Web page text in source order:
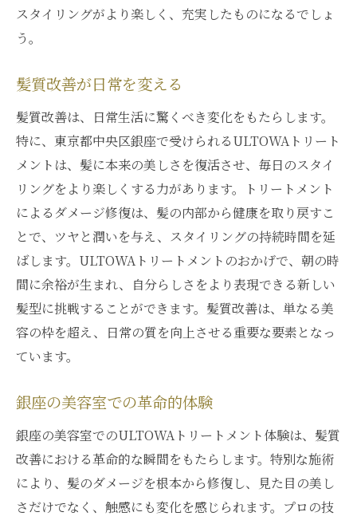
スタイリングがより楽しく、充実したものになるでしょ
う。
髪質改善が日常を変える
髪質改善は、日常生活に驚くべき変化をもたらします。
特に、東京都中央区銀座で受けられるULTOWAトリート
メントは、髪に本来の美しさを復活させ、毎日のスタイ
リングをより楽しくする力があります。トリートメント
によるダメージ修復は、髪の内部から健康を取り戻すこ
とで、ツヤと潤いを与え、スタイリングの持続時間を延
ばします。ULTOWAトリートメントのおかげで、朝の時
間に余裕が生まれ、自分らしさをより表現できる新しい
髪型に挑戦することができます。髪質改善は、単なる美
容の枠を超え、日常の質を向上させる重要な要素となっ
ています。
銀座の美容室での革命的体験
銀座の美容室でのULTOWAトリートメント体験は、髪質
改善における革命的な瞬間をもたらします。特別な施術
により、髪のダメージを根本から修復し、見た目の美し
さだけでなく、触感にも変化を感じられます。プロの技